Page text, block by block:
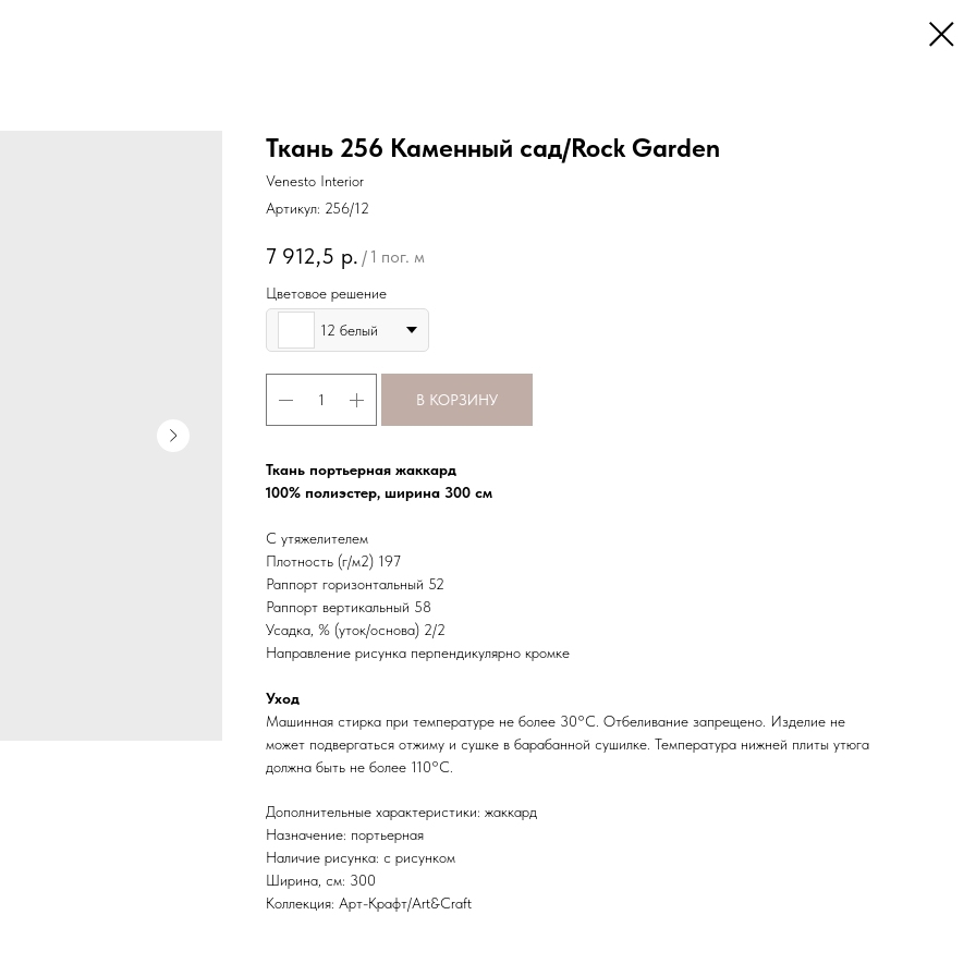
Ткань 256 Каменный сад/Rock Garden
Venesto Interior
Артикул: 256/12
7 912,5 р. / 1 пог. м
Цветовое решение
12 белый
В КОРЗИНУ
Ткань портьерная жаккард
100% полиэстер, ширина 300 см
С утяжелителем
Плотность (г/м2) 197
Раппорт горизонтальный 52
Раппорт вертикальный 58
Усадка, % (уток/основа) 2/2
Направление рисунка перпендикулярно кромке
Уход
Машинная стирка при температуре не более 30°С. Отбеливание запрещено. Изделие не
может подвергаться отжиму и сушке в барабанной сушилке. Температура нижней плиты утюга
должна быть не более 110°С.
Дополнительные характеристики: жаккард
Назначение: портьерная
Наличие рисунка: с рисунком
Ширина, см: 300
Коллекция: Арт-Крафт/Art&Craft